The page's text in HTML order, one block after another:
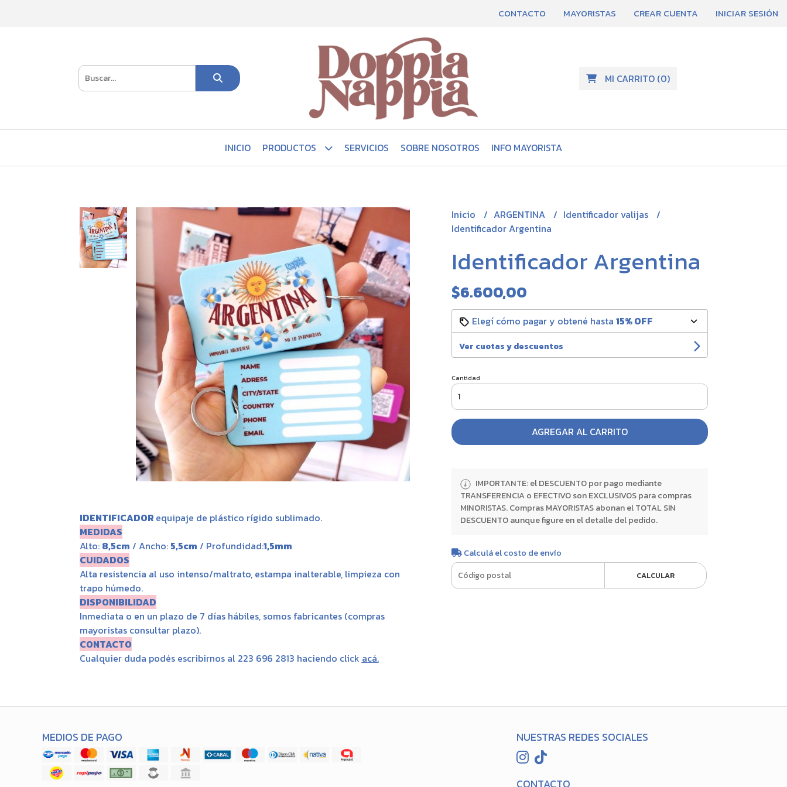
CONTACTO MAYORISTAS CREAR CUENTA INICIAR SESIÓN
MI CARRITO(0)
INICIO PRODUCTOS SERVICIOS SOBRE NOSOTROS INFO MAYORISTA
IDENTIFICADOR equipaje de plástico rígido sublimado.
MEDIDAS
Alto: 8,5cm / Ancho: 5,5cm / Profundidad:1,5mm
CUIDADOS
Alta resistencia al uso intenso/maltrato, estampa inalterable, limpieza con
trapo húmedo.
DISPONIBILIDAD
Inmediata o en un plazo de 7 días hábiles, somos fabricantes (compras
mayoristas consultar plazo).
CONTACTO
Cualquier duda podés escribirnos al 223 696 2813 haciendo click acá.
Inicio ARGENTINA
Identificador valijas
Identificador Argentina
Identificador Argentina
$6.600,00
Elegí cómo pagar y obtené hasta 15% OFF
Ver cuotas y descuentos
Cantidad
AGREGAR AL CARRITO
IMPORTANTE: el DESCUENTO por pago mediante
TRANSFERENCIA o EFECTIVO son EXCLUSIVOS para compras
MINORISTAS. Compras MAYORISTAS abonan el TOTAL SIN
DESCUENTO aunque figure en el detalle del pedido.
Calculá el costo de envío
CALCULAR
MEDIOS DE PAGO NUESTRAS REDES SOCIALES